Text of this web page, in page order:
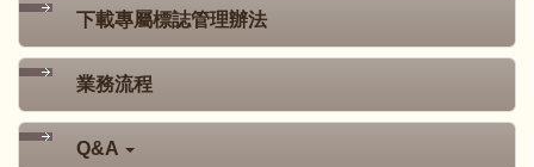
下載專屬標誌管理辦法
業務流程
Q&A